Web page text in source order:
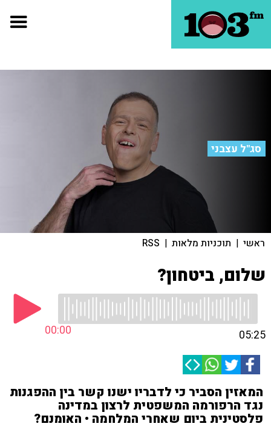
סג"ל עצבני
ראשי | תוכניות מלאות |
RSS
שלום, ביטחון?
00:00 05:25
המאזין הסביר כי לדבריו ישנו קשר בין ההפגנות
נגד הרפורמה המשפטית לרצון במדינה
פלסטינית ביום שאחרי המלחמה • האומנם?